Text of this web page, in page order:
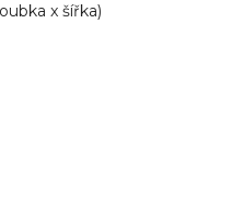
x šířka)